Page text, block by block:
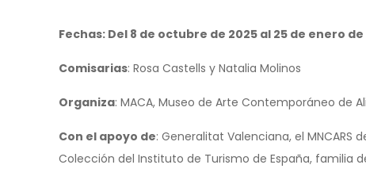
Fechas: Del 8 de octubre de 2025 al 25 de enero de
Comisarias: Rosa Castells y Natalia Molinos
Organiza: MACA, Museo de Arte Contemporáneo de
Con el apoyo de: Generalitat Valenciana, el MNCARS
Colección del Instituto de Turismo de España, familia